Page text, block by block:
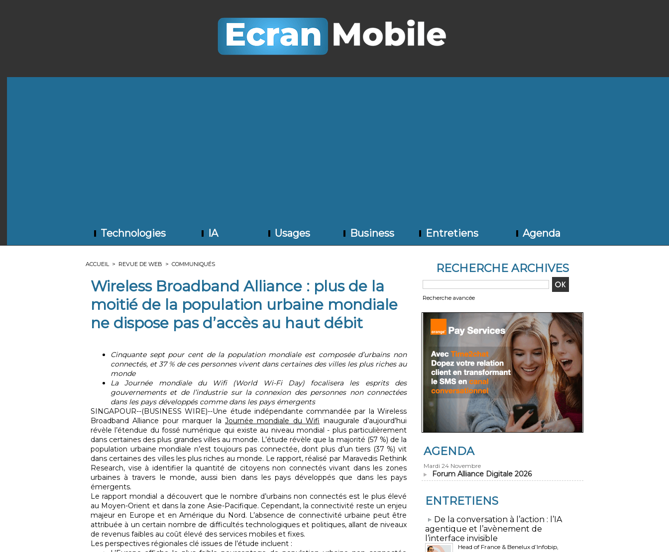
Technologies IA Usages Business Entretiens Agenda
ACCUEIL > REVUE DE WEB > COMMUNIQUÉS
Wireless Broadband Alliance : plus de la
moitié de la population urbaine mondiale
ne dispose pas d’accès au haut débit
Cinquante sept pour cent de la population mondiale est composée d’urbains non
connectés, et 37 % de ces personnes vivent dans certaines des villes les plus riches au
monde
La Journée mondiale du Wifi (World Wi-Fi Day) focalisera les esprits des
gouvernements et de l’industrie sur la connexion des personnes non connectées
dans les pays développés comme dans les pays émergents
SINGAPOUR--(BUSINESS WIRE)--Une étude indépendante commandée par la Wireless
Broadband Alliance pour marquer la Journée mondiale du Wifi inaugurale d’aujourd’hui
révèle l’étendue du fossé numérique qui existe au niveau mondial - plus particulièrement
dans certaines des plus grandes villes au monde. L’étude révèle que la majorité (57 %) de la
population urbaine mondiale n’est toujours pas connectée, dont plus d’un tiers (37 %) vit
dans certaines des villes les plus riches au monde. Le rapport, réalisé par Maravedis Rethink
Research, vise à identifier la quantité de citoyens non connectés vivant dans les zones
urbaines à travers le monde, aussi bien dans les pays développés que dans les pays
émergents.
Le rapport mondial a découvert que le nombre d’urbains non connectés est le plus élevé
au Moyen-Orient et dans la zone Asie-Pacifique. Cependant, la connectivité reste un enjeu
majeur en Europe et en Amérique du Nord. L’absence de connectivité urbaine peut être
attribuée à un certain nombre de difficultés technologiques et politiques, allant de niveaux
de revenus faibles au coût élevé des services mobiles et fixes.
Les perspectives régionales clé issues de l’étude incluent :
RECHERCHE ARCHIVES
Recherche avancée
AGENDA
Mardi 24 Novembre
Forum Alliance Digitale 2026
ENTRETIENS
​De la conversation à l’action : l’IA
agentique et l’avènement de
l’interface invisible
Head of France & Benelux d’Infobip,